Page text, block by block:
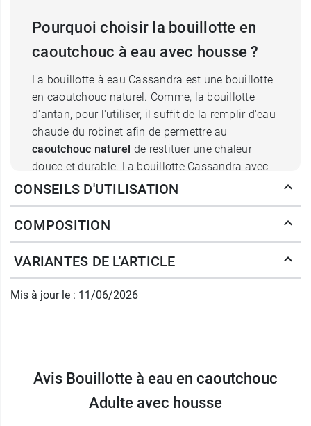
Pourquoi choisir la bouillotte en
caoutchouc à eau avec housse ?
La bouillotte à eau Cassandra est une bouillotte
en caoutchouc naturel. Comme, la bouillotte
d'antan, pour l'utiliser, il suffit de la remplir d'eau
chaude du robinet afin de permettre au
caoutchouc naturel de restituer une chaleur
douce et durable. La bouillotte Cassandra avec
housse est dotée d'unhaut col
bouchon révolutionnaire
dans le temps et prolonge ainsi la durée de vie
de votre bouillotte. Pour garantir votre sécurité,
cette bouillotte Cassandra est
norme britannique 1970:2012
Vous pourrez ainsi utiliser la bouillotte à eau
réchauffer ou réchauffer votre litavant d'aller
CONSEILS D'UTILISATION
COMPOSITION
VARIANTES DE L'ARTICLE
Mis à jour le : 11/06/2026
Avis Bouillotte à eau en caoutchouc
Adulte avec housse